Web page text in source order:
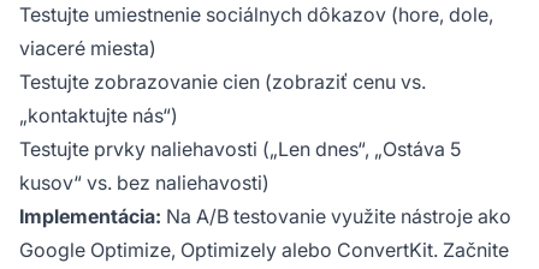
Testujte umiestnenie sociálnych dôkazov (hore, dole,
viaceré miesta)
Testujte zobrazovanie cien (zobraziť cenu vs.
„kontaktujte nás“)
Testujte prvky naliehavosti („Len dnes“, „Ostáva 5
kusov“ vs. bez naliehavosti)
Implementácia: Na A/B testovanie využite nástroje ako
Google Optimize, Optimizely alebo ConvertKit. Začnite